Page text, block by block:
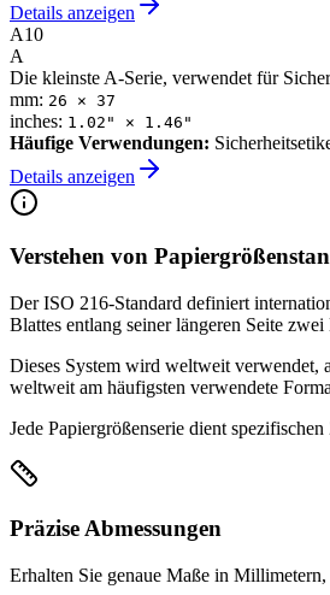
Details anzeigen
A10
A
Die kleinste A-Serie, verwendet für
mm: 26 × 37
inches: 1.02 " × 1.46 "
Häufige Verwendungen:
Details anzeigen
Verstehen von
Der ISO 216-Standard definiert
Blattes entlang seiner längeren Seite
Dieses System wird weltweit verwendet,
weltweit am häufigsten verwendete
Jede Papiergrößenserie dient
Präzise Abmessungen
Erhalten Sie genaue Maße in